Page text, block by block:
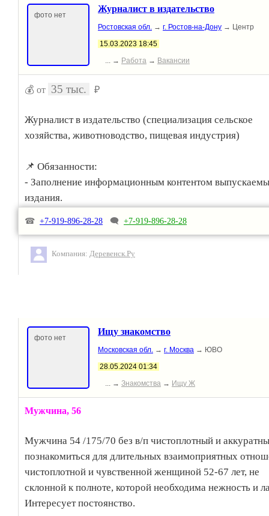
фото нет
Журналист в издательство
Ростовская обл. → г. Ростов-на-Дону → Центр
15.03.2023 18:45
... → Работа → Вакансии
💰 от 35 тыс. ₽
Журналист в издательство (специализация сельское
хозяйства, животноводство, пищевая индустрия)
📌 Обязанности:
- Заполнение информационным контентом
издания.
столов по следующим направлениям: сельское
пищевая индустрия.
- Работа с соц.сетями
- Аналитический склад ума.
- Понимание современной экономической ситуации.
- Целеустремленность, оптимизм, ответственность,
коммуникабельность.
⏰ Условия: Работа в офисе или на удаленке
💰 Зарплата от 30 000-35 000 руб
☎️ Контакт 8-919-896-28-28 Елена
☎ +7-919-896-28-28 🗨 +7-919-896-28-28
Компания: Деревенск.Ру
фото нет
Ищу знакомство
Московская обл. → г. Москва → ЮВО
28.05.2024 01:34
... → Знакомства → Ищу Ж
Мужчина, 56
Мужчина 54 /175/70 без в/п чистоплотный и
познакомиться для длительных взаимоприятных
чистоплотной и чувственной женщиной 52-67 лет, не
склонной к полноте, которой необходима нежность и
Интересует постоянство.